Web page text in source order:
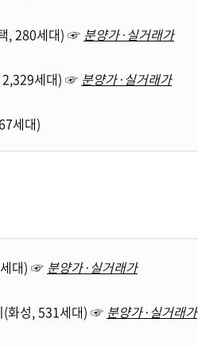
, 280세대) ☞ 분양가·실거래가
2,329세대) ☞ 분양가·실거래가
세대)
세대) ☞ 분양가·실거래가
(화성, 531세대) ☞ 분양가·실거래가